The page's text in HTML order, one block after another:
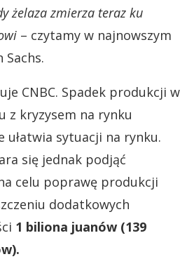
żelaza zmierza teraz ku
– czytamy w najnowszym
CNBC. Spadek produkcji w
z kryzysem na rynku
ułatwia sytuacji na rynku.
się jednak podjąć
celu poprawę produkcji
dodatkowych
1 biliona juanów (139